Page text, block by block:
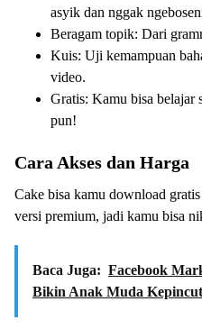
asyik dan nggak
Beragam topik: Dari
Kuis: Uji kemampuan
video.
Gratis: Kamu bisa belajar
pun!
Cara Akses dan Harga
Cake bisa kamu download
versi premium, jadi kamu bisa
Baca Juga: Facebook
Bikin Anak Muda